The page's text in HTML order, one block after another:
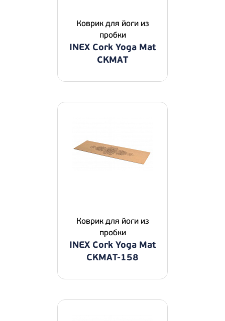
Коврик для йоги из
пробки
INEX Cork Yoga Mat
CKMAT
Коврик для йоги из
пробки
INEX Cork Yoga Mat
CKMAT-158